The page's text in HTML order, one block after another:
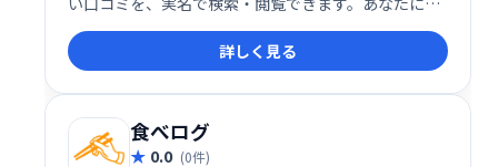
ったりのお店探しを、Rettyで効率的に行いましょ
う。
詳しく見る
食べログ
0.0 (0件)